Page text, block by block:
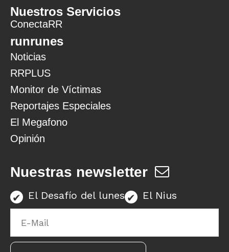
Nuestros Servicios
ConectaRR
runrunes
Noticias
RRPLUS
Monitor de Víctimas
Reportajes Especiales
El Megafono
Opinión
Nuestras newsletter
El Desafío del lunes El Nius